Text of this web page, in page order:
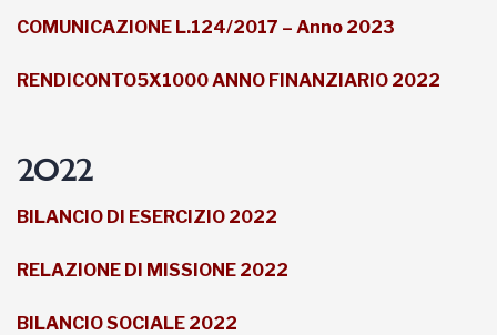
COMUNICAZIONE L.124/2017 – Anno 2023
RENDICONTO5X1000 ANNO FINANZIARIO 2022
2022
BILANCIO DI ESERCIZIO 2022
RELAZIONE DI MISSIONE 2022
BILANCIO SOCIALE 2022